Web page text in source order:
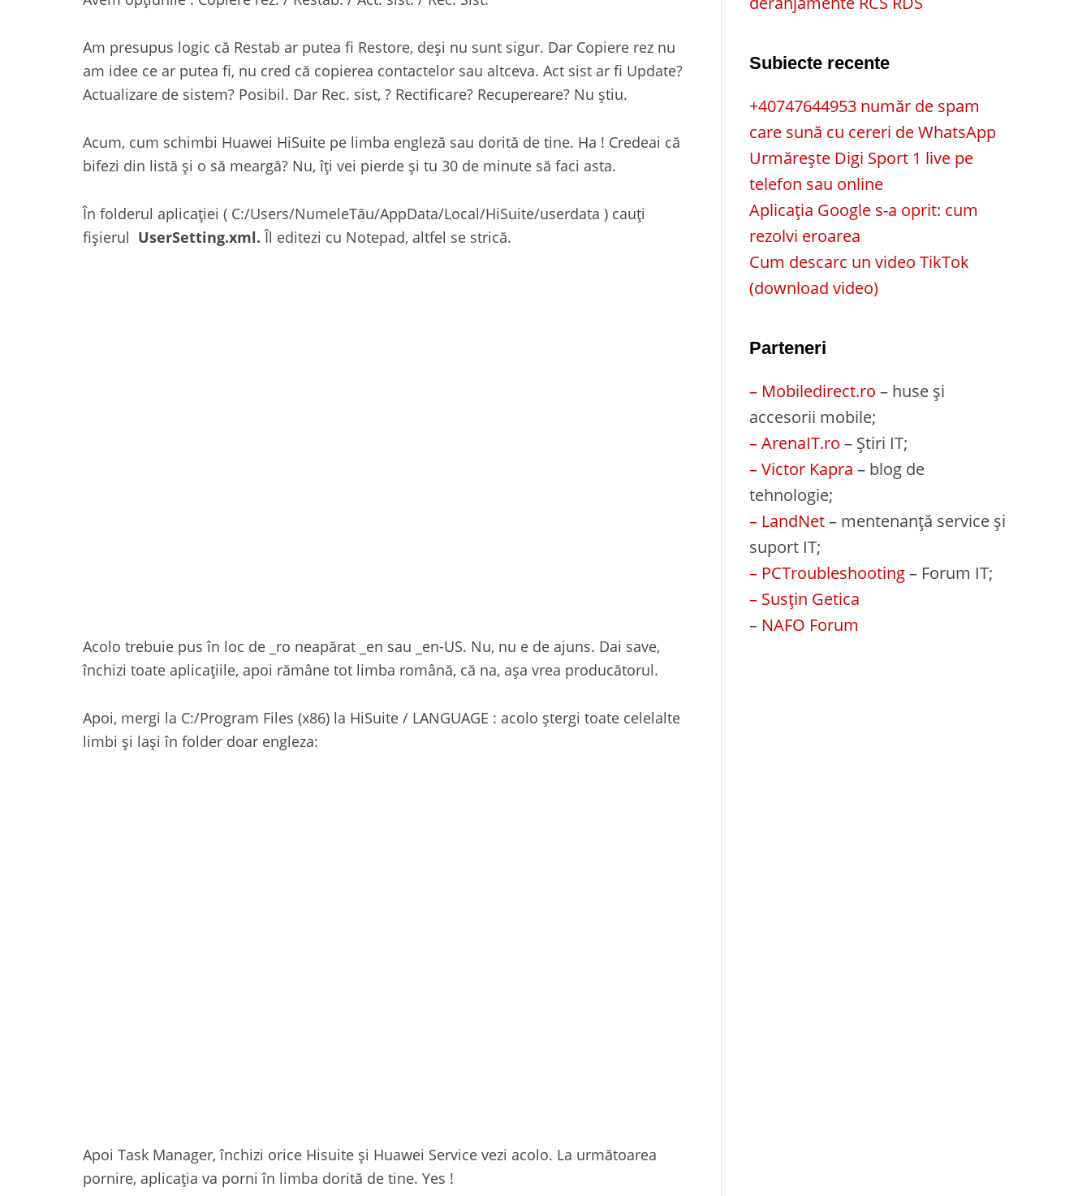
Am presupus logic că Restab ar putea fi Restore, deși nu sunt sigur. Dar Copiere rez nu
am idee ce ar putea fi, nu cred că copierea contactelor sau altceva. Act sist ar fi Update?
Actualizare de sistem? Posibil. Dar Rec. sist, ? Rectificare? Recupereare? Nu știu.
Acum, cum schimbi Huawei HiSuite pe limba engleză sau dorită de tine. Ha ! Credeai că
bifezi din listă și o să meargă? Nu, îți vei pierde și tu 30 de minute să faci asta.
În folderul aplicației ( C:/Users/NumeleTău/AppData/Local/HiSuite/userdata ) cauți
fișierul UserSetting.xml.Îl editezi cu Notepad, altfel se strică.
Acolo trebuie pus în loc de _ro neapărat _en sau _en-US. Nu, nu e de ajuns. Dai save,
închizi toate aplicațiile, apoi rămâne tot limba română, că na, așa vrea producătorul.
Apoi, mergi la C:/Program Files (x86) la HiSuite / LANGUAGE : acolo ștergi toate celelalte
limbi și lași în folder doar engleza:
Apoi Task Manager, închizi orice Hisuite și Huawei Service vezi acolo. La următoarea
pornire, aplicația va porni în limba dorită de tine. Yes !
Subiecte recente
+40747644953 număr de spam
care sună cu cereri de WhatsApp
Urmărește Digi Sport 1 live pe
telefon sau online
Aplicația Google s-a oprit: cum
rezolvi eroarea
Cum descarc un video TikTok
(download video)
Parteneri
– Mobiledirect.ro – huse și
accesorii mobile;
– ArenaIT.ro – Știri IT;
– Victor Kapra – blog de
tehnologie;
– LandNet– mentenanță service și
suport IT;
– PCTroubleshooting– Forum IT;
– Susțin Getica
– NAFO Forum